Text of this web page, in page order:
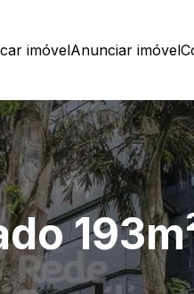
imóvelAnunciar imóvel